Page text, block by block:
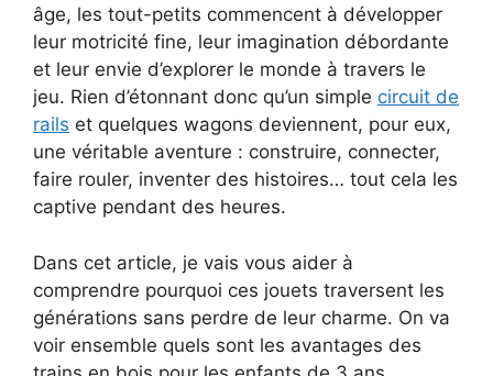
âge, les tout-petits commencent à développer
leur motricité fine, leur imagination débordante
et leur envie d’explorer le monde à travers le
jeu. Rien d’étonnant donc qu’un simple circuit de
rails et quelques wagons deviennent, pour eux,
une véritable aventure : construire, connecter,
faire rouler, inventer des histoires… tout cela les
captive pendant des heures.
Dans cet article, je vais vous aider à
comprendre pourquoi ces jouets traversent les
générations sans perdre de leur charme. On va
voir ensemble quels sont les avantages des